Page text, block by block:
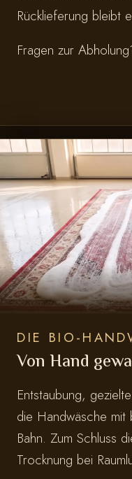
Rücklieferung bleibt
Fragen zur
DIE BIO-
Von Hand
Entstaubung,
die Handwäsche
Bahn. Zum Schluss
Trocknung bei